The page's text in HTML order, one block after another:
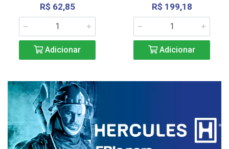
R$ 62,85
Adicionar
R$ 199,18
Adicionar